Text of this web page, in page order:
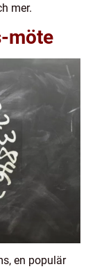
mer.
möte
en populär